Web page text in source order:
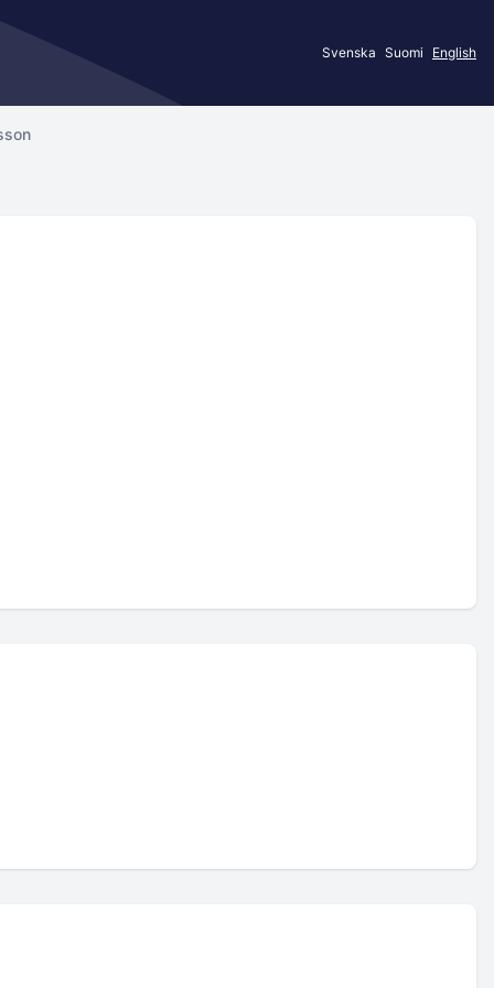
Svenska Suomi English